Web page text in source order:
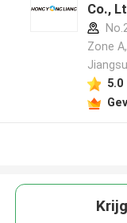
Co.,
Zone
5.0